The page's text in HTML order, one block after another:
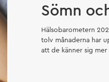
Sömn
Hälsobarometern
tolv månaderna har
att de känner sig mer